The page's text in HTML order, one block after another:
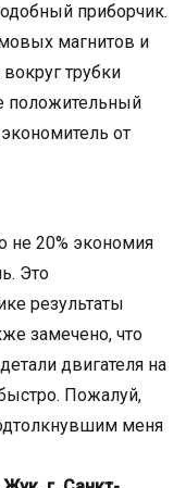
приборчик.
магнитов и
трубки
положительный
от
не 20% экономия
Это
результаты
замечено, что
двигателя на
Пожалуй,
меня